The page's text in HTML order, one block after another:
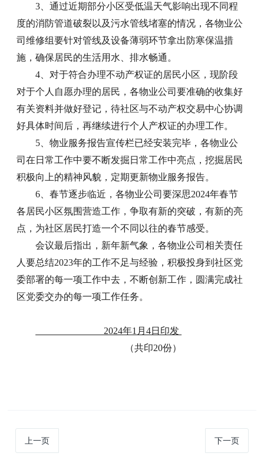
3、通过近期部分小区受低温天气影响出现不同程
度的消防管道破裂以及污水管线堵塞的情况，各物业公
司维修组要针对管线及设备薄弱环节拿出防寒保温措
施，确保居民的生活用水、排水畅通。
4、对于符合办理不动产权证的居民小区，现阶段
对于个人自愿办理的居民，各物业公司要准确的收集好
有关资料并做好登记，待社区与不动产权交易中心协调
好具体时间后，再继续进行个人产权证的办理工作。
5、物业服务报告宣传栏已经安装完毕，各物业公
司在日常工作中要不断发掘日常工作中亮点，挖掘居民
积极向上的精神风貌，定期更新物业服务报告。
6、春节逐步临近，各物业公司要深思2024年春节
各居民小区氛围营造工作，争取有新的突破，有新的亮
点，为社区居民打造一个不同以往的春节感受。
会议最后指出，新年新气象，各物业公司相关责任
人要总结2023年的工作不足与经验，积极投身到社区党
委部署的每一项工作中去，不断创新工作，圆满完成社
区党委交办的每一项工作任务。
2024年1月4日印发
（共印20份）
上一页 下一页